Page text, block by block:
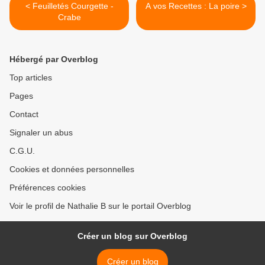
< Feuilletés Courgette -
Crabe
A vos Recettes : La poire >
Hébergé par Overblog
Top articles
Pages
Contact
Signaler un abus
C.G.U.
Cookies et données personnelles
Préférences cookies
Voir le profil de Nathalie B sur le portail Overblog
Créer un blog sur Overblog
Créer un blog